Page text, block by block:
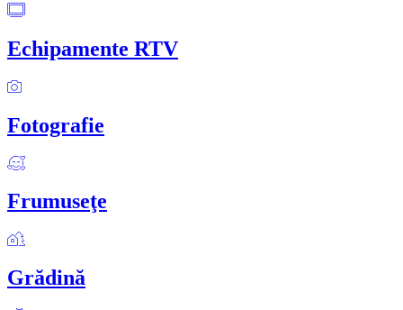
Echipamente RTV
Fotografie
Frumuseţe
Grădină